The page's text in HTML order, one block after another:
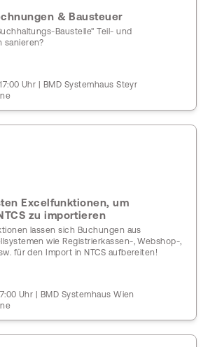
& Bausteuer
Baustelle" Teil- und
sanieren?
Uhr | BMD Systemhaus Steyr
Excelfunktionen, um
zu importieren
lassen sich Buchungen aus
wie Registrierkassen-, Webshop-,
für den Import in NTCS aufbereiten!
Uhr | BMD Systemhaus Wien